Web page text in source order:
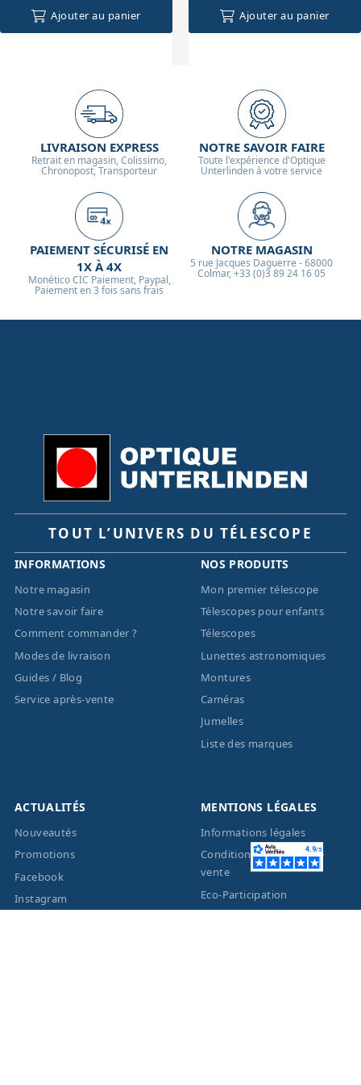
Ajouter au panier Ajouter au panier
LIVRAISON EXPRESS
Retrait en magasin, Colissimo,
Chronopost, Transporteur
NOTRE SAVOIR FAIRE
Toute l'expérience d'Optique
Unterlinden à votre service
PAIEMENT SÉCURISÉ EN
1X À 4X
Monético CIC Paiement, Paypal,
Paiement en 3 fois sans frais
NOTRE MAGASIN
5 rue Jacques Daguerre - 68000
Colmar, +33 (0)3 89 24 16 05
TOUT L’UNIVERS DU TÉLESCOPE
INFORMATIONS
Notre magasin
Notre savoir faire
Comment commander ?
Modes de livraison
Guides / Blog
Service après-vente
NOS PRODUITS
Mon premier télescope
Télescopes pour enfants
Télescopes
Lunettes astronomiques
Montures
Caméras
Jumelles
Liste des marques
ACTUALITÉS
Nouveautés
Promotions
Facebook
Instagram
MENTIONS LÉGALES
Informations légales
Conditions générales de
vente
Eco-Participation